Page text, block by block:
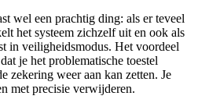
wel een prachtig ding: als er teveel
het systeem zichzelf uit en ook als
in veiligheidsmodus. Het voordeel
je het problematische toestel
zekering weer aan kan zetten. Je
met precisie verwijderen.